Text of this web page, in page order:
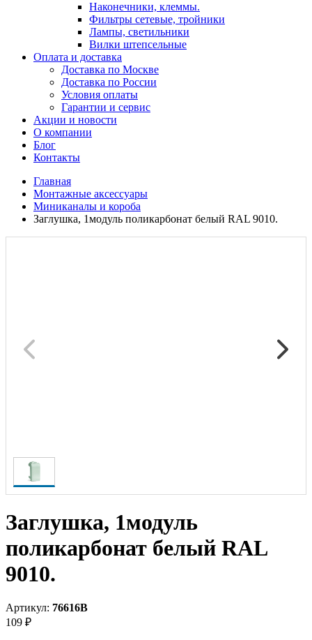
Наконечники, клеммы.
Фильтры сетевые, тройники
Лампы, светильники
Вилки штепсельные
Оплата и доставка
Доставка по Москве
Доставка по России
Условия оплаты
Гарантии и сервис
Акции и новости
О компании
Блог
Контакты
Главная
Монтажные аксессуары
Миниканалы и короба
Заглушка, 1модуль поликарбонат белый RAL 9010.
Заглушка, 1модуль
поликарбонат белый RAL
9010.
Артикул: 76616B
109 ₽